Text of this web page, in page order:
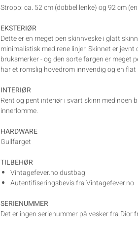
Stropp: ca. 52 cm (dobbel lenke) og 92 cm
EKSTERIØR
Dette er en meget pen skinnveske i glatt
minimalistisk med rene linjer. Skinnet er
bruksmerker - og den sorte fargen er meget
har et romslig hovedrom innvendig og en flat
INTERIØR
Rent og pent interiør i svart skinn med noen
innerlomme.
HARDWARE
Gullfarget
TILBEHØR
Vintagefever.no dustbag
Autentifiseringsbevis fra Vintagefever.no
SERIENUMMER
Det er ingen serienummer på vesker fra Dior